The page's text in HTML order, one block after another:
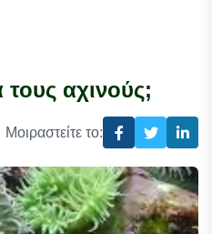
τους αχινούς;
Μοιραστείτε το: